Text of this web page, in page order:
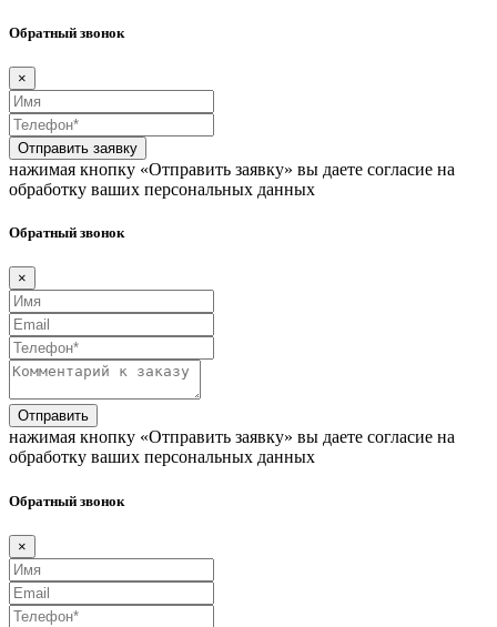
Обратный звонок
×
Отправить заявку
нажимая кнопку «Отправить заявку» вы даете согласие на
обработку ваших персональных данных
Обратный звонок
×
Отправить
нажимая кнопку «Отправить заявку» вы даете согласие на
обработку ваших персональных данных
Обратный звонок
×